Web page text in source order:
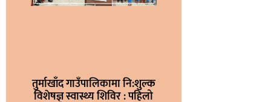
तुर्माखाँद गाउँपालिकामा नि:शुल्क
विशेषज्ञ स्वास्थ्य शिविर : पहिलो